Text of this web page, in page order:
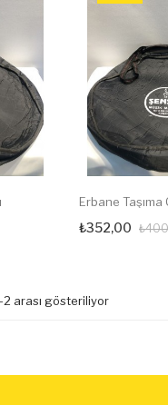
Erbane Taşıma
₺352,00
arası gösteriliyor